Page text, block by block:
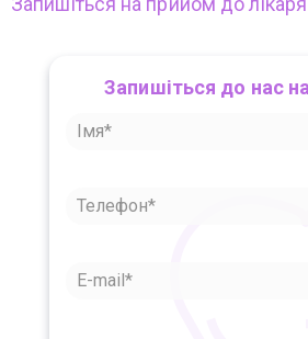
Запишіться до нас